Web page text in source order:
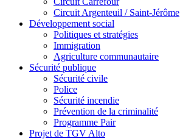
Circuit Argenteuil / Saint-Jérôme
Développement social
Politiques et stratégies
Immigration
Agriculture communautaire
Sécurité publique
Sécurité civile
Police
Sécurité incendie
Prévention de la criminalité
Programme Pair
Projet de TGV Alto